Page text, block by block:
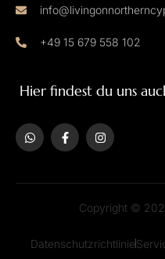
+49 15 679 558 102
Hier findest du uns
Copyright ©
Datenschutzrichtlinie